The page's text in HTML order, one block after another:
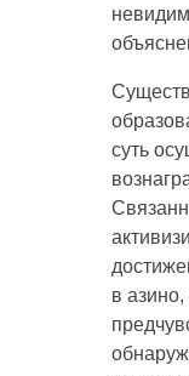
суть
в